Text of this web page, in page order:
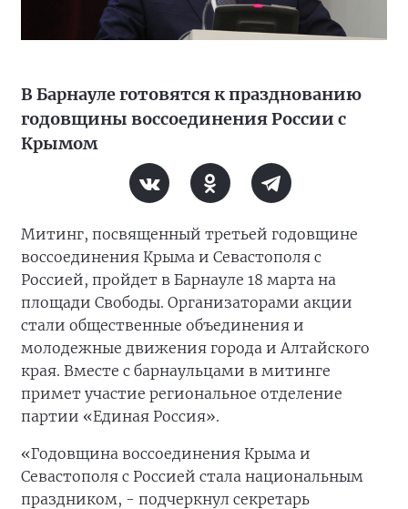
В Барнауле готовятся к празднованию
годовщины воссоединения России с
Крымом
Митинг, посвященный третьей годовщине
воссоединения Крыма и Севастополя с
Россией, пройдет в Барнауле 18 марта на
площади Свободы. Организаторами акции
стали общественные объединения и
молодежные движения города и Алтайского
края. Вместе с барнаульцами в митинге
примет участие региональное отделение
партии «Единая Россия».
«Годовщина воссоединения Крыма и
Севастополя с Россией стала национальным
праздником, - подчеркнул секретарь